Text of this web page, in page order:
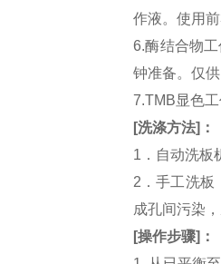
作液。使用
6.酶结合物
钟准备。仅
7.TMB显色
[洗涤方法] ：
1．自动洗板
2．手工洗板
成孔间污染
[操作步骤] ：